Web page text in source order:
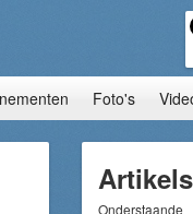
Foto's